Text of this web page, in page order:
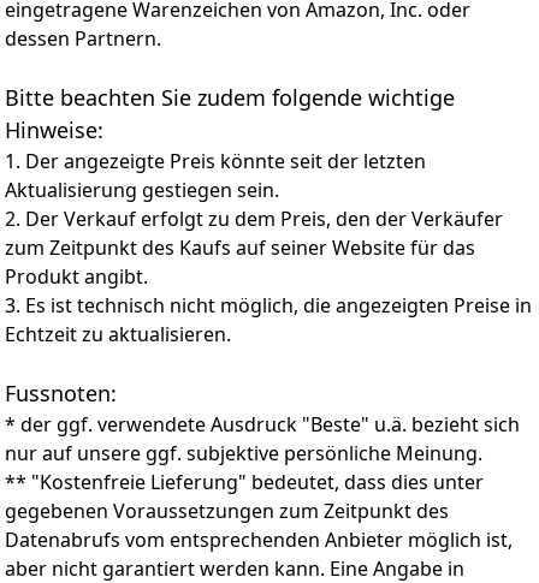
wiederverwendbar. Die Trainingshose hat ein süßes
Design und leuchtende Farben, mit denen Sie Ihrem
Sowohl Mama als auch Ihre Kinder werden es lieben.
Mit Pampers Feuchttüchern verwenden
eingetragene Warenzeichen von Amazon, Inc. oder
dessen Partnern.
Bitte beachten Sie zudem folgende wichtige
Hinweise:
1. Der angezeigte Preis könnte seit der letzten
Aktualisierung gestiegen sein.
2. Der Verkauf erfolgt zu dem Preis, den der Verkäufer
zum Zeitpunkt des Kaufs auf seiner Website für das
Produkt angibt.
3. Es ist technisch nicht möglich, die angezeigten Preise in
Echtzeit zu aktualisieren.
Fussnoten:
* der ggf. verwendete Ausdruck "Beste" u.ä. bezieht sich
nur auf unsere ggf. subjektive persönliche Meinung.
** "Kostenfreie Lieferung" bedeutet, dass dies unter
gegebenen Voraussetzungen zum Zeitpunkt des
Datenabrufs vom entsprechenden Anbieter möglich ist,
aber nicht garantiert werden kann. Eine Angabe in